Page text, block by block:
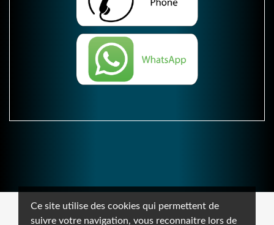
Ce site utilise des cookies qui permettent de
suivre votre navigation, vous reconnaitre lors de